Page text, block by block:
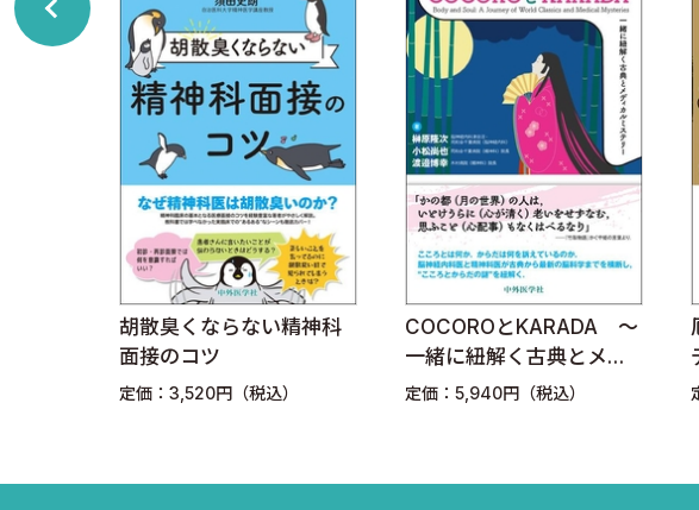
本書は、心療内科の複雑な概念を平易な言葉で解き明かし、患者中心の全
い治療選択を行うための指針を求める全ての人にとって、必読の一冊と言え
国立健康危機管理研究機構 国立国府台医療センター
副院長/心療内科 河合啓介
コラム4 心療内科医に出会うには？
section 5 月経前症候群
section 6 糖尿病
section 7 慢性腎臓病 〜サイコネフロロジー〜
section 8 悪性腫瘍 〜サイコオンコロジー〜
コラム5 どうする？ 心療内科の教育
第3章 心療内科に相談すべき病気
section 1 神経性やせ症
section 2 慢性疼痛
胡散臭くならない精神科
面接のコツ
定価：3,520円（税込）
COCOROとKARADA 〜
一緒に紐解く古典とメデ
ィカルミステリー〜
定価：5,940円（税込）